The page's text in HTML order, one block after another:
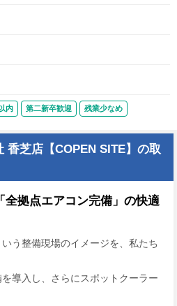
内 第二新卒歓迎 残業少なめ
香芝店【COPEN SITE】の取
全拠点エアコン完備」の快適
う整備現場のイメージを、私たち
導入し、さらにスポットクーラー